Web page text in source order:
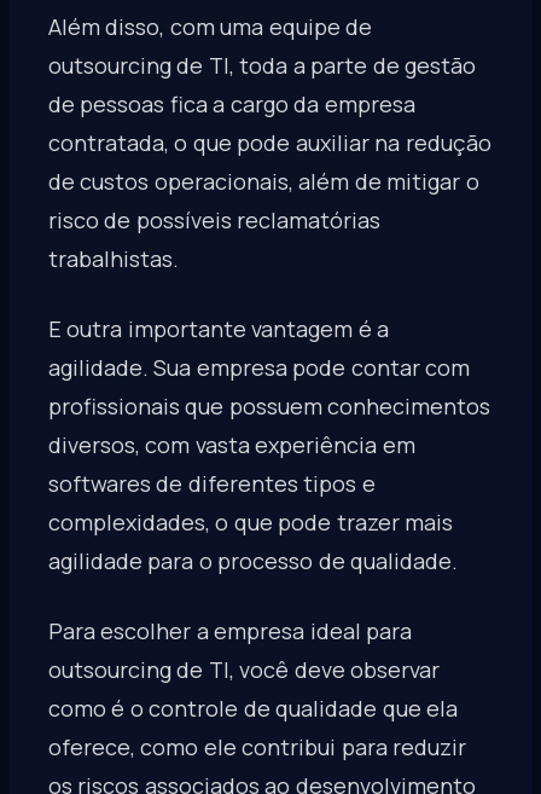
Além disso, com uma equipe de
outsourcing de TI, toda a parte de gestão
de pessoas fica a cargo da empresa
contratada, o que pode auxiliar na redução
de custos operacionais, além de mitigar o
risco de possíveis reclamatórias
trabalhistas.
E outra importante vantagem é a
agilidade. Sua empresa pode contar com
profissionais que possuem conhecimentos
diversos, com vasta experiência em
softwares de diferentes tipos e
complexidades, o que pode trazer mais
agilidade para o processo de qualidade.
Para escolher a empresa ideal para
outsourcing de TI, você deve observar
como é o controle de qualidade que ela
oferece, como ele contribui para reduzir
os riscos associados ao desenvolvimento